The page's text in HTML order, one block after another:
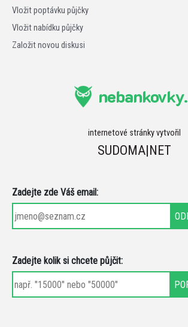
Vložit poptávku půjčky
Vložit nabídku půjčky
Založit novou diskusi
nebankovky.
internetové stránky vytvořil
SUDOMA|NET
Zadejte zde Váš email:
Zadejte kolik si chcete půjčit: